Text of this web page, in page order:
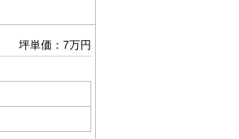
坪単価：7万円